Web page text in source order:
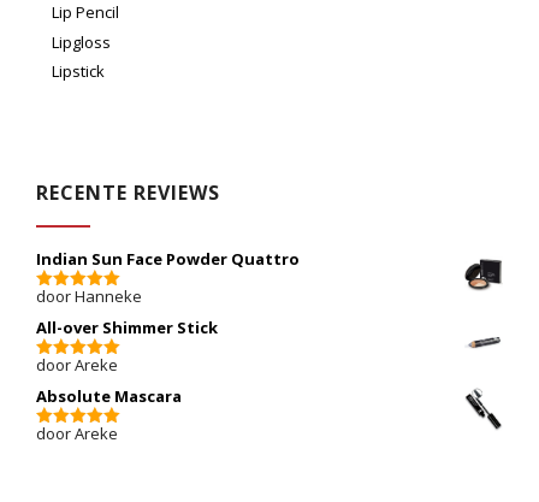
Lip Pencil
Lipgloss
Lipstick
RECENTE REVIEWS
Indian Sun Face Powder Quattro
5van 5
door Hanneke
All-over Shimmer Stick
5van 5
door Areke
Absolute Mascara
5van 5
door Areke